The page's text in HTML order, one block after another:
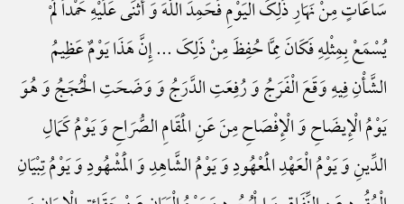
سَاعَاتٍ مِنْ نَهَارِ ذَلِکَ الْیَوْمِ فَحَمِدَ اللَّهَ وَ أَثْنَی عَلَیْهِ حَمْداً لَمْ
یُسْمَعْ بِمِثْلِهِ فَکَانَ مِمَّا حُفِظَ مِنْ ذَلِکَ ... إِنَّ هَذَا یَوْمٌ عَظِیمُ
الشَّأْنِ فِیهِ وَقَعَ الْفَرَجُ وَ رُفِعَتِ الدَّرَجُ وَ وَضَحَتِ الْحُجَجُ وَ هُوَ
یَوْمُ الْإِیضَاحِ وَ الْإِفْصَاحِ مِنَ عَنِ الْمَقَامِ الصُّرَاحِ وَ یَوْمُ کَمَالِ
الدِّینِ وَ یَوْمُ الْعَهْدِ الْمَعْهُودِ وَ یَوْمُ الشَّاهِدِ وَ الْمَشْهُودِ وَ یَوْمُ تِبْیَانِ